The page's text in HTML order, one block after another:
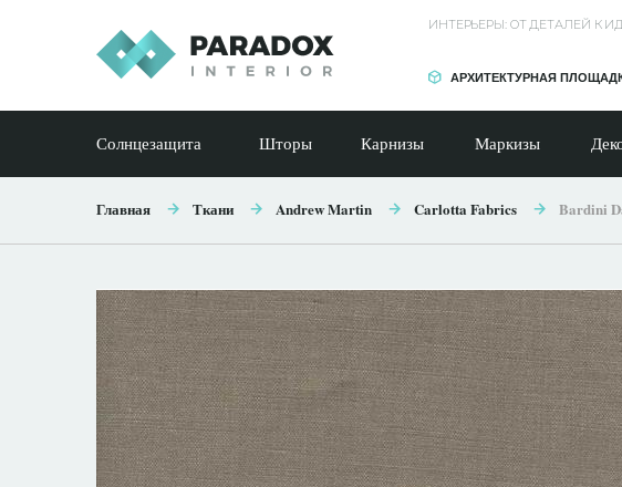
ИНТЕРЬЕРЫ: ОТ ДЕТАЛЕЙ К
АРХИТЕКТУРНАЯ
Солнцезащита Шторы Карнизы Маркизы
Главная Ткани Andrew Martin Carlotta Fabrics Bardini